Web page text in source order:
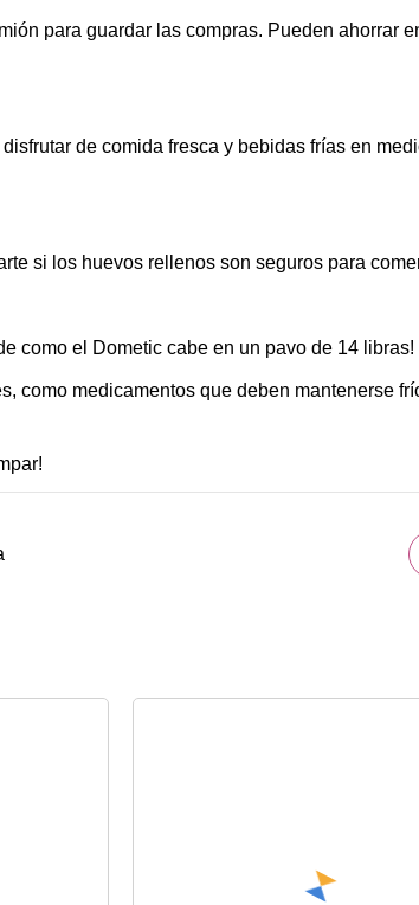
para guardar las compras. Pueden ahorrar
de comida fresca y bebidas frías en
si los huevos rellenos son seguros para
como el Dometic cabe en un pavo de 14 libras!
como medicamentos que deben mantenerse